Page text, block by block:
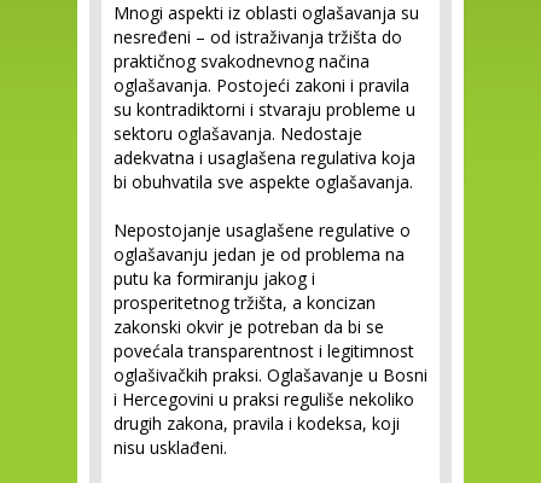
Mnogi aspekti iz oblasti oglašavanja su
nesređeni – od istraživanja tržišta do
praktičnog svakodnevnog načina
oglašavanja. Postojeći zakoni i pravila
su kontradiktorni i stvaraju probleme u
sektoru oglašavanja. Nedostaje
adekvatna i usaglašena regulativa koja
bi obuhvatila sve aspekte oglašavanja.
Nepostojanje usaglašene regulative o
oglašavanju jedan je od problema na
putu ka formiranju jakog i
prosperitetnog tržišta, a koncizan
zakonski okvir je potreban da bi se
povećala transparentnost i legitimnost
oglašivačkih praksi. Oglašavanje u Bosni
i Hercegovini u praksi reguliše nekoliko
drugih zakona, pravila i kodeksa, koji
nisu usklađeni.